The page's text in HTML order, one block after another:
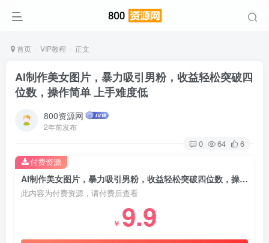
首页 VIP教程 正文
AI制作美女图片，暴力吸引男粉，收益轻松突破四
位数，操作简单 上手难度低
800资源网
2年前发布
0 64 6
AI制作美女图片，暴力吸引男粉，收益轻松突破四位数，操作简单 上手难度低
此内容为付费资源，请付费后查看
￥ 9.9
付费资源